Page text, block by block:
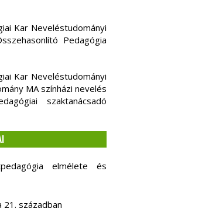
Kar Neveléstudományi
Pedagógia
Kar Neveléstudományi
MA színházi nevelés
szaktanácsadó
elmélete és
században